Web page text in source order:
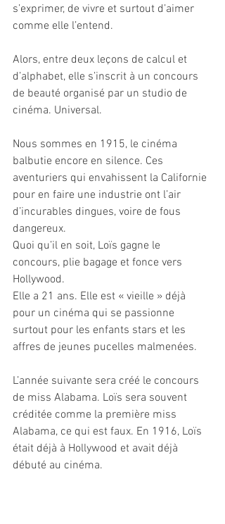
s’exprimer, de vivre et surtout d’aimer
comme elle l’entend.
Alors, entre deux leçons de calcul et
d’alphabet, elle s’inscrit à un concours
de beauté organisé par un studio de
cinéma. Universal.
Nous sommes en 1915, le cinéma
balbutie encore en silence. Ces
aventuriers qui envahissent la Californie
pour en faire une industrie ont l’air
d’incurables dingues, voire de fous
dangereux.
Quoi qu’il en soit, Loïs gagne le
concours, plie bagage et fonce vers
Hollywood.
Elle a 21 ans. Elle est « vieille » déjà
pour un cinéma qui se passionne
surtout pour les enfants stars et les
affres de jeunes pucelles malmenées.
L’année suivante sera créé le concours
de miss Alabama. Loïs sera souvent
créditée comme la première miss
Alabama, ce qui est faux. En 1916, Loïs
était déjà à Hollywood et avait déjà
débuté au cinéma.